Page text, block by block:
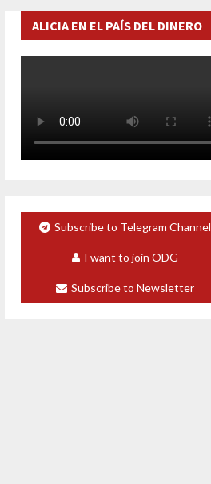
ALICIA EN EL PAÍS DEL DINERO
Subscribe to Telegram Channel
I want to join ODG
Subscribe to Newsletter